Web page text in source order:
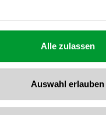
Alle zulassen
Auswahl erlauben